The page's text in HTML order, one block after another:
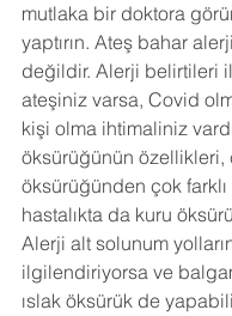
mutlaka bir doktora
yaptırın. Ateş bahar
değildir. Alerji belirtileri
ateşiniz varsa, Covid
kişi olma ihtimaliniz
öksürüğünün özellikleri,
öksürüğünden çok
hastalıkta da kuru
Alerji alt solunum
ilgilendiriyorsa ve
ıslak öksürük de